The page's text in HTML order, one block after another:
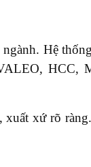
Hệ
HCC,
xứ rõ